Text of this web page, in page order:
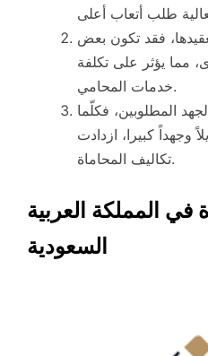
فقد تكون بعض
مما يؤثر على تكلفة
خدمات المحامي.
المطلوبين، فكلّما
وجهداً كبيرا، ازدادت
تكاليف المحاماة.
المملكة العربية
السعودية